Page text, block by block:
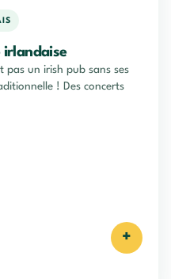
irlandaise
pas un irish pub sans ses
! Des concerts
+